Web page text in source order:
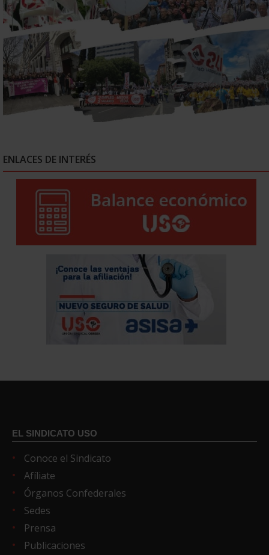
ENLACES DE INTERÉS
EL SINDICATO USO
Conoce el Sindicato
Afíliate
Órganos Confederales
Sedes
Prensa
Publicaciones